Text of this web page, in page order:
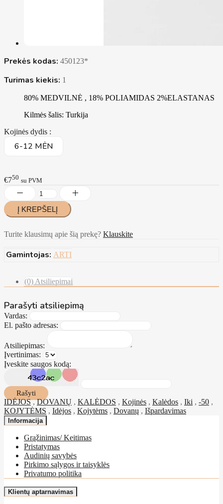
Prekės kodas: 450123*
Turimas kiekis: 1
80% MEDVILNĖ , 18% POLIAMIDAS 2%ELASTANAS
Kilmės šalis: Turkija
Kojinės dydis :
6-12 MĖN
€750 su PVM
Turite klausimų apie šią prekę? Klauskite
Gamintojas: ARTI
(0) Atsiliepimai
Parašyti atsiliepimą
Vardas:
El. pašto adresas:
Atsiliepimas:
Įvertinimas:
Įveskite saugos kodą:
Rašyti
IDĖJOS,DOVANŲ , KALĖDOS , Kojinės , Kalėdos , Iki , -50 ,
KOJYTĖMS , Idėjos , Kojytėms , Dovanų , Išpardavimas
Informacija
Grąžinimas/ Keitimas
Pristatymas
Audinių savybės
Pirkimo sąlygos ir taisyklės
Privatumo politika
Klientų aptarnavimas